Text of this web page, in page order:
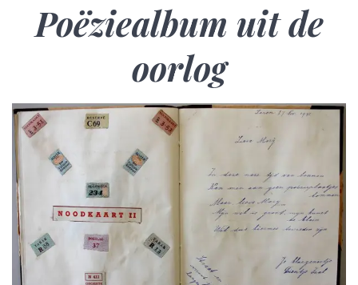
Poëziealbum uit de
oorlog